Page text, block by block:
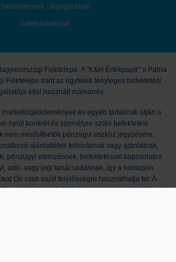
hirdetmények / díjjegyzékek
üzletszabályzat
Fióktelepe. A "K&H Értékpapír" a Patria
Fióktelepe mint az ügyfelek tényleges befektetési
által használt márkanév.
és egyéb tartalmak útján a
nyújt konkrét és személyre szóló befektetési
nem minősíthetők pénzügyi eszköz jegyzésére,
ajánlattételi felhívásnak vagy ajánlatnak,
pénzügyi elemzésnek, befektetéssel kapcsolatos
adó- vagy jogi tanácsadásnak, így a honlapon
Ön csak saját felelősségre használhatja fel. A
befektetési döntések kockázatokkal járnak,